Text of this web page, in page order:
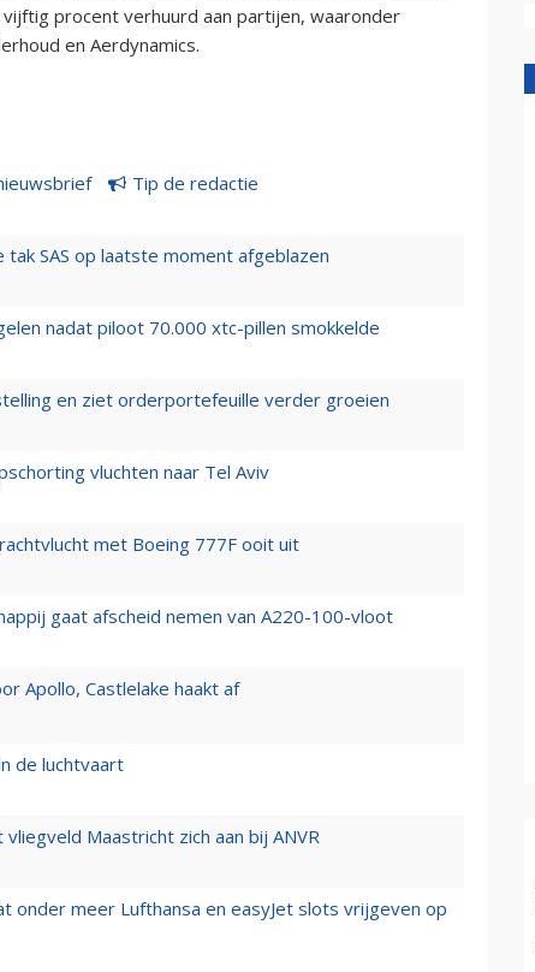
procent verhuurd aan partijen, waaronder
en Aerdynamics.
Tip de redactie
SAS op laatste moment afgeblazen
nadat piloot 70.000 xtc-pillen smokkelde
en ziet orderportefeuille verder groeien
vluchten naar Tel Aviv
met Boeing 777F ooit uit
gaat afscheid nemen van A220-100-vloot
Apollo, Castlelake haakt af
de luchtvaart
Maastricht zich aan bij ANVR
onder meer Lufthansa en easyJet slots vrijgeven op